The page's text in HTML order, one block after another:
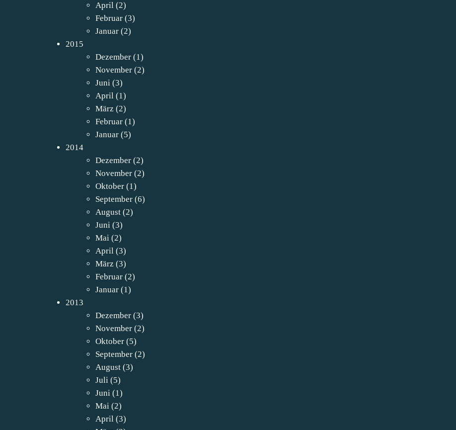
April (2)
Februar (3)
Januar (2)
2015
Dezember (1)
November (2)
Juni (3)
April (1)
März (2)
Februar (1)
Januar (5)
2014
Dezember (2)
November (2)
Oktober (1)
September (6)
August (2)
Juni (3)
Mai (2)
April (3)
März (3)
Februar (2)
Januar (1)
2013
Dezember (3)
November (2)
Oktober (5)
September (2)
August (3)
Juli (5)
Juni (1)
Mai (2)
April (3)